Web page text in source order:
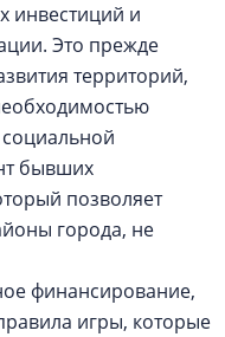
инвестиций и
Это прежде
территорий,
бывших
позволяет
города, не
финансирование,
игры, которые